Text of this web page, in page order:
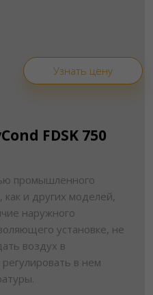
Узнать цену
FDSK 750
промышленного
как и других моделей,
наружного
установке, не
воздух в
в нем